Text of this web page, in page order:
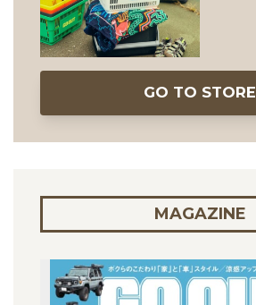
GO TO STORE
MAGAZINE